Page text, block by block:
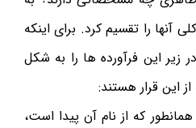
آنها را تقسیم کرد. برای اینکه
زیر این فرآورده ها را به شکل
این قرار هستند:
که از نام آن پیدا است،